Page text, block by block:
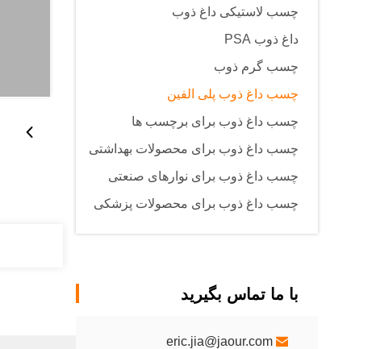
چسب لاستیکی داغ ذوب
داغ ذوب PSA
چسب گرم ذوب
چسب داغ ذوب پلی الفین
چسب داغ ذوب برای برچسب ها
چسب داغ ذوب برای محصولات بهداشتی
چسب داغ ذوب برای نوارهای صنعتی
چسب داغ ذوب برای محصولات پزشکی
با ما تماس بگیرید
eric.jia@jaour.com